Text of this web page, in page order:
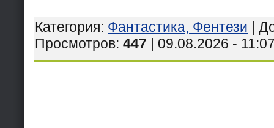
Категория: Фантастика, Фентези |
Просмотров: 447 | 09.08.2026 -